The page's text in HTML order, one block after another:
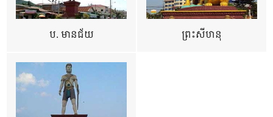
ប. មានជ័យ ព្រះសីហនុ